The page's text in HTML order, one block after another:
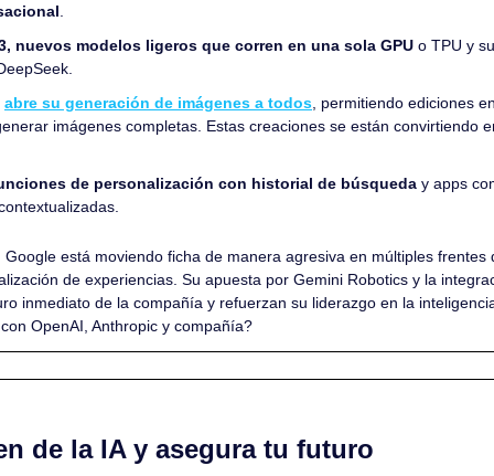
nuevos modelos ligeros que corren en una sola GPU o TPU y
abre su generación de imágenes a todos , permitiendo ediciones
imágenes completas. Estas creaciones se están convirtiendo
de personalización con historial de búsqueda y apps
Google está moviendo ficha de manera agresiva en múltiples frentes
de experiencias. Su apuesta por Gemini Robotics y la
inmediato de la compañía y refuerzan su liderazgo en la
OpenAI, Anthropic y compañía?
de la IA y asegura tu futuro